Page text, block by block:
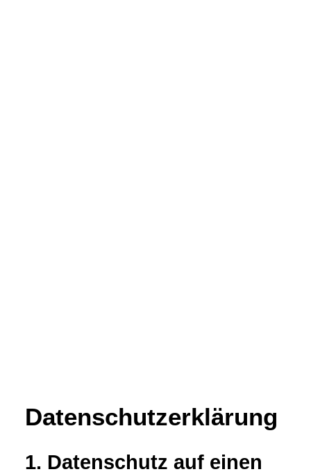
Datenschutz­erklärung
1. Datenschutz auf einen